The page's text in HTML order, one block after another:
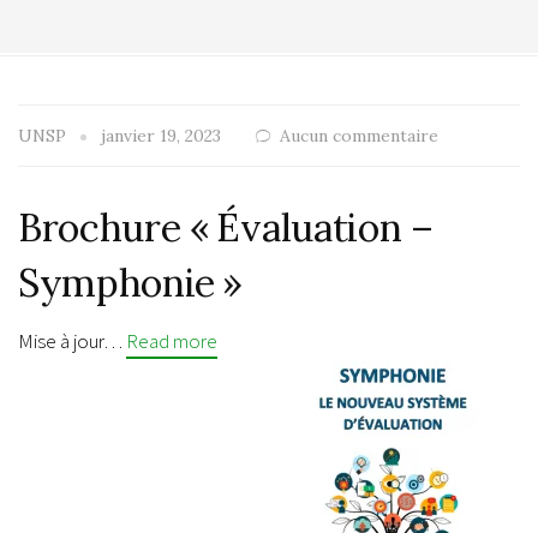
UNSP janvier 19, 2023 Aucun commentaire
Brochure « Évaluation –
Symphonie »
Mise à jour… Read more